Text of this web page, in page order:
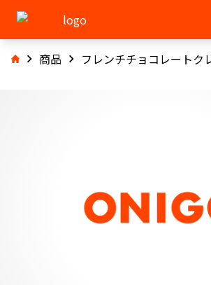
商品 フレンチチョコレートク